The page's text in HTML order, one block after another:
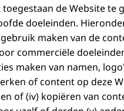
toegestaan de Website te
doeleinden.
maken van de
commerciële
maken van namen,
of content op deze
of (iv) kopiëren van